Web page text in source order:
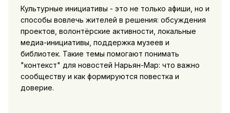
Культурные инициативы - это не только афиши, но и
способы вовлечь жителей в решения: обсуждения
проектов, волонтёрские активности, локальные
медиа-инициативы, поддержка музеев и
библиотек. Такие темы помогают понимать
"контекст" для новостей Нарьян-Мар: что важно
сообществу и как формируются повестка и
доверие.